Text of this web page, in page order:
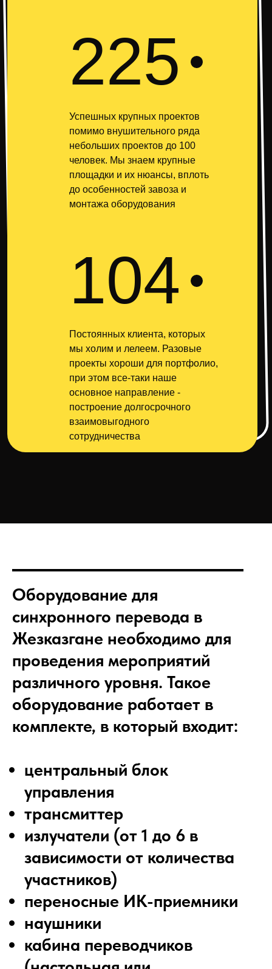
225
Успешных крупных проектов
помимо внушительного ряда
небольших проектов до 100
человек. Мы знаем крупные
площадки и их нюансы, вплоть
до особенностей завоза и
монтажа оборудования
104
Постоянных клиента, которых
мы холим и лелеем. Разовые
проекты хороши для портфолио,
при этом все-таки наше
основное направление -
построение долгосрочного
взаимовыгодного
сотрудничества
Оборудование для
синхронного перевода в
Жезказгане необходимо для
проведения мероприятий
различного уровня. Такое
оборудование работает в
комплекте, в который входит:
центральный блок
управления
трансмиттер
излучатели (от 1 до 6 в
зависимости от количества
участников)
переносные ИК-приемники
наушники
кабина переводчиков